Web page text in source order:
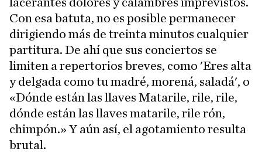
Con esa batuta, no es posible permanecer
dirigiendo más de treinta minutos cualquier
partitura. De ahí que sus conciertos se
limiten a repertorios breves, como 'Eres alta
y delgada como tu madré, morená, saladá', o
«Dónde están las llaves Matarile, rile, rile,
dónde están las llaves matarile, rile rón,
chimpón.» Y aún así, el agotamiento resulta
brutal.